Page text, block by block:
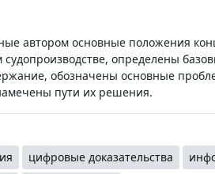
автором основные положения
судопроизводстве, определены
обозначены основные
пути их решения.
цифровые доказательства